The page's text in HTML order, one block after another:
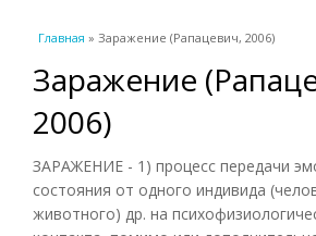
Вы здесь
Главная » Заражение (Рапацевич, 2006)
Заражение
2006)
ЗАРАЖЕНИЕ - 1) процесс передачи
состояния от одного индивида
животного) др. на